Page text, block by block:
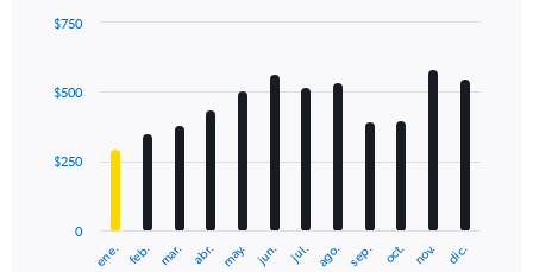
with
12
The
ene. feb. mar. abr. may. jun. jul. ago. sep. oct. nov. dic.
0
$250
$500
$750